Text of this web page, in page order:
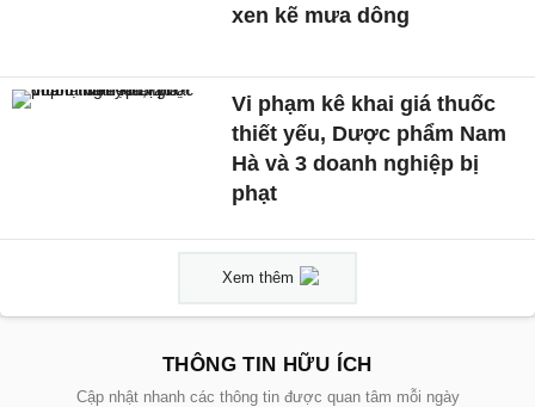
xen kẽ mưa dông
Vi phạm kê khai giá thuốc
thiết yếu, Dược phẩm Nam
Hà và 3 doanh nghiệp bị
phạt
Xem thêm
THÔNG TIN HỮU ÍCH
Cập nhật nhanh các thông tin được quan tâm mỗi ngày